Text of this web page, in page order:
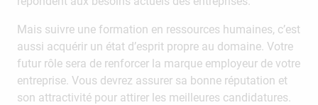
Mais suivre une formation en ressources humaines, c’est
aussi acquérir un état d’esprit propre au domaine. Votre
futur rôle sera de renforcer la marque employeur de votre
entreprise. Vous devrez assurer sa bonne réputation et
son attractivité pour attirer les meilleures candidatures.